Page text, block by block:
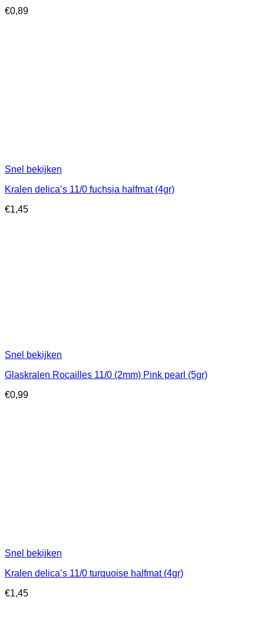
€0,89
Snel bekijken
Kralen delica’s 11/0 fuchsia halfmat (4gr)
€1,45
Snel bekijken
Glaskralen Rocailles 11/0 (2mm) Pink pearl (5gr)
€0,99
Snel bekijken
Kralen delica’s 11/0 turquoise halfmat (4gr)
€1,45